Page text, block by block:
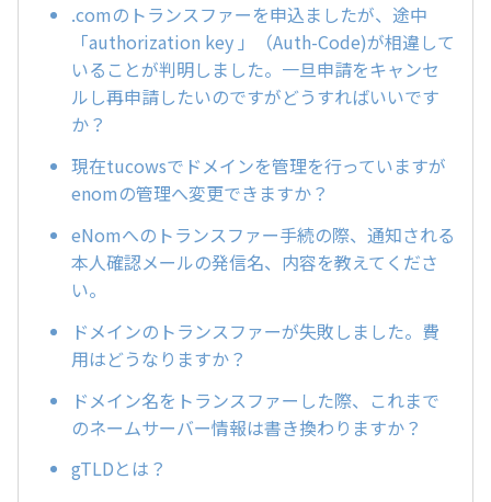
.comのトランスファーを申込ましたが、途中
「authorization key 」（Auth-Code)が相違して
いることが判明しました。一旦申請をキャンセ
ルし再申請したいのですがどうすればいいです
か？
現在tucowsでドメインを管理を行っていますが
enomの管理へ変更できますか？
eNomへのトランスファー手続の際、通知される
本人確認メールの発信名、内容を教えてくださ
い。
ドメインのトランスファーが失敗しました。費
用はどうなりますか？
ドメイン名をトランスファーした際、これまで
のネームサーバー情報は書き換わりますか？
gTLDとは？